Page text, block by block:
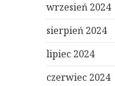
wrzesień 2024
sierpień 2024
lipiec 2024
czerwiec 2024